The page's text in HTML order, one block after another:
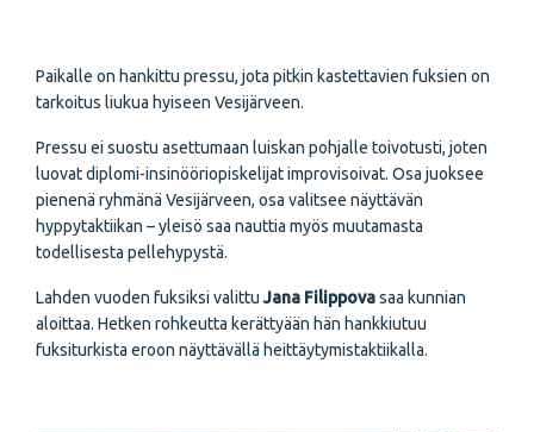
Paikalle on hankittu pressu, jota pitkin kastettavien fuksien on
tarkoitus liukua hyiseen Vesijärveen.
Pressu ei suostu asettumaan luiskan pohjalle toivotusti, joten
luovat diplomi-insinööriopiskelijat improvisoivat. Osa juoksee
pienenä ryhmänä Vesijärveen, osa valitsee näyttävän
hyppytaktiikan – yleisö saa nauttia myös muutamasta
todellisesta pellehypystä.
Lahden vuoden fuksiksi valittuJana Filippovasaa kunnian
aloittaa. Hetken rohkeutta kerättyään hän hankkiutuu
fuksiturkista eroon näyttävällä heittäytymistaktiikalla.